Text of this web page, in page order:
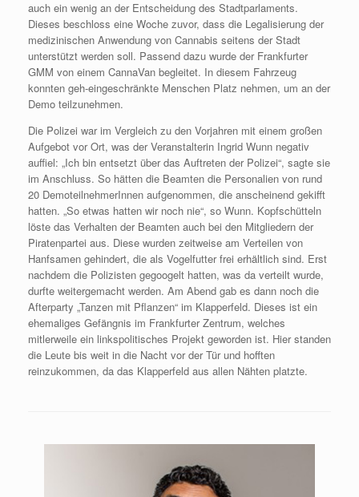
auch ein wenig an der Entscheidung des Stadtparlaments.
Dieses beschloss eine Woche zuvor, dass die Legalisierung der
medizinischen Anwendung von Cannabis seitens der Stadt
unterstützt werden soll. Passend dazu wurde der Frankfurter
GMM von einem CannaVan begleitet. In diesem Fahrzeug
konnten geh-eingeschränkte Menschen Platz nehmen, um an der
Demo teilzunehmen.
Die Polizei war im Vergleich zu den Vorjahren mit einem großen
Aufgebot vor Ort, was der Veranstalterin Ingrid Wunn negativ
auffiel: „Ich bin entsetzt über das Auftreten der Polizei“, sagte sie
im Anschluss. So hätten die Beamten die Personalien von rund
20 DemoteilnehmerInnen aufgenommen, die anscheinend gekifft
hatten. „So etwas hatten wir noch nie“, so Wunn. Kopfschütteln
löste das Verhalten der Beamten auch bei den Mitgliedern der
Piratenpartei aus. Diese wurden zeitweise am Verteilen von
Hanfsamen gehindert, die als Vogelfutter frei erhältlich sind. Erst
nachdem die Polizisten gegoogelt hatten, was da verteilt wurde,
durfte weitergemacht werden. Am Abend gab es dann noch die
Afterparty „Tanzen mit Pflanzen“ im Klapperfeld. Dieses ist ein
ehemaliges Gefängnis im Frankfurter Zentrum, welches
mitlerweile ein linkspolitisches Projekt geworden ist. Hier standen
die Leute bis weit in die Nacht vor der Tür und hofften
reinzukommen, da das Klapperfeld aus allen Nähten platzte.